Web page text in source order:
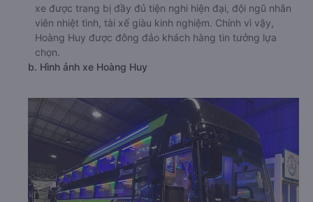
xe được trang bị đầy đủ tiện nghi hiện đại, đội ngũ nhân
viên nhiệt tình, tài xế giàu kinh nghiệm. Chính vì vậy,
Hoàng Huy được đông đảo khách hàng tin tưởng lựa
chọn.
b. Hình ảnh xe Hoàng Huy